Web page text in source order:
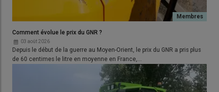
Comment évolue le prix du GNR ?
03 août 2026
Depuis le début de la guerre au Moyen-Orient, le prix du GNR a pris plus
de 60 centimes le litre en moyenne en France,…